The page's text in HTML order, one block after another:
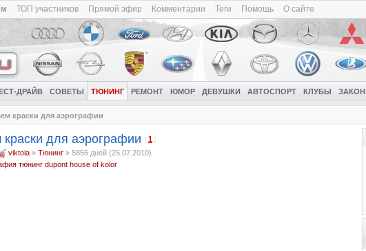
ТОП участников Прямой эфир Комментарии Теги Помощь О сайте
ДРАЙВ СОВЕТЫ ТЮНИНГ РЕМОНТ ЮМОР ДЕВУШКИ АВТОСПОРТ КЛУБЫ ЗАКОН
краски для аэрографии
для аэрографии [1
viktoia » Тюнинг » 5856 дней (25.07.2010)
тюнинг dupont house of kolor